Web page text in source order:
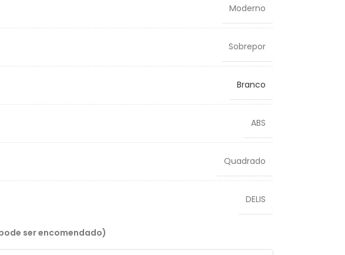
Moderno
Sobrepor
Branco
ABS
Quadrado
DELIS
ser encomendado)